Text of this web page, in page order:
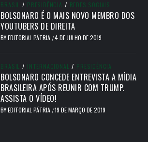
BRASIL / PRESIDÊNCIA / REDES SOCIAIS
BOLSONARO É O MAIS NOVO MEMBRO DOS
YOUTUBERS DE DIREITA
BYEDITORIAL PÁTRIA /4 DE JULHO DE 2019
BRASIL / INTERNACIONAL / PRESIDÊNCIA
BOLSONARO CONCEDE ENTREVISTA A MÍDIA
BRASILEIRA APÓS REUNIR COM TRUMP.
ASSISTA O VÍDEO!
BYEDITORIAL PÁTRIA /19 DE MARÇO DE 2019